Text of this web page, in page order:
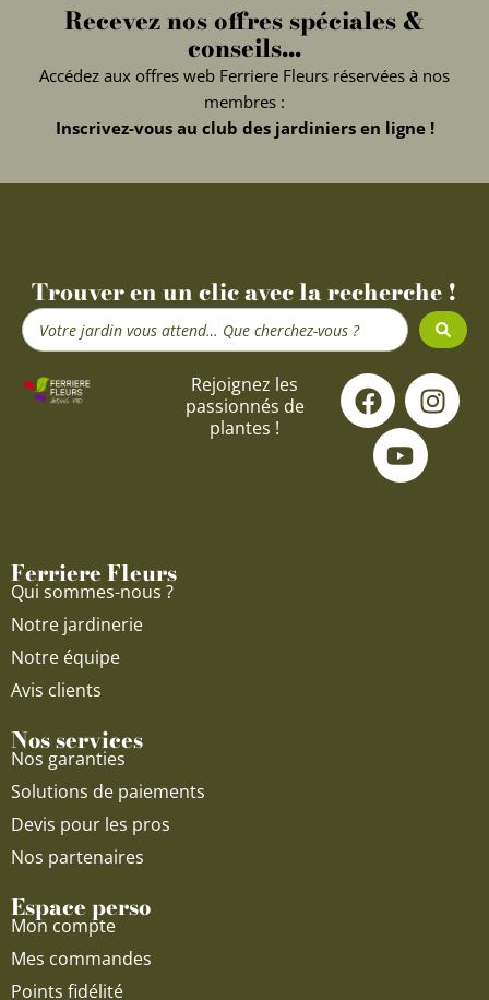
Recevez nos offres spéciales &
conseils...
Accédez aux offres web Ferriere Fleurs réservées à nos
membres :
Inscrivez-vous au club des jardiniers en ligne !
Trouver en un clic avec la recherche !
Search
...
Rejoignez les
passionnés de
plantes !
F
a
c
e
I
n
s
Y
o
u
t
u
Ferriere Fleurs
Qui sommes-nous ?
Notre jardinerie
Notre équipe
Avis clients
Nos services
Nos garanties
Solutions de paiements
Devis pour les pros
Nos partenaires
Espace perso
Mon compte
Mes commandes
Points fidélité